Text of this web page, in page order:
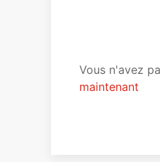
Vous n'avez
maintenant